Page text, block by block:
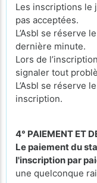
Les inscriptions le
pas acceptées.
L’Asbl se réserve
dernière minute.
Lors de
signaler tout
L’Asbl se réserve
inscription.
4° PAIEMENT ET
Le paiement du
l'inscription par
une quelconque